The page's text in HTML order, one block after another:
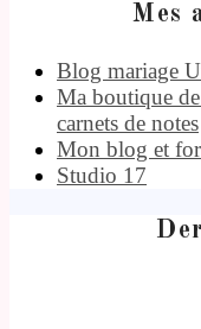
Mes
Blog mariage
Ma boutique
carnets de notes
Mon blog et
Studio 17